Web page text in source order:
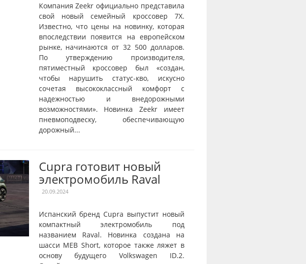
Компания Zeekr официально представила
свой новый семейный кроссовер 7X.
Известно, что цены на новинку, которая
впоследствии появится на европейском
рынке, начинаются от 32 500 долларов.
По утверждению производителя,
пятиместный кроссовер был «создан,
чтобы нарушить статус-кво, искусно
сочетая высококлассный комфорт с
надежностью и внедорожными
возможностями». Новинка Zeekr имеет
пневмоподвеску, обеспечивающую
дорожный...
Cupra готовит новый
электромобиль Raval
20.09.2024
Испанский бренд Cupra выпустит новый
компактный электромобиль под
названием Raval. Новинка создана на
шасси MEB Short, которое также ляжет в
основу будущего Volkswagen ID.2.